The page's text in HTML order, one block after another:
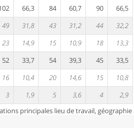
66,3 84 60,7 90
66,5
49 31,8 43 31,2 44
32,2
23 14,9 15 10,9 18
13,3
52 33,7 54 39,3 45
33,5
16 10,4 20 14,6 15
10,8
3 1,9 5 3,6 4
2,9
principales lieu de travail,